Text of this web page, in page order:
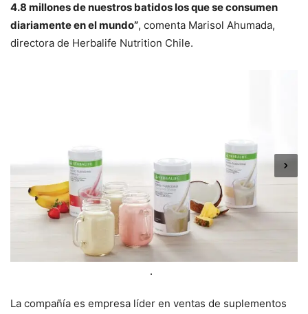
4.8 millones de nuestros batidos los que se consumen
diariamente en el mundo”, comenta Marisol Ahumada,
directora de Herbalife Nutrition Chile.
La compañía es empresa líder en ventas de suplementos